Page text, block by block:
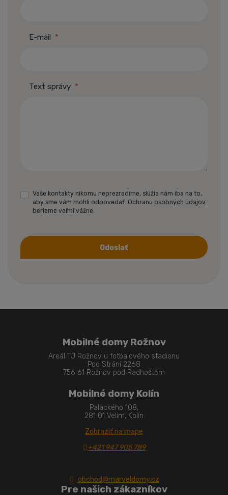
E-mail *
Text správy *
Vaše kontakty nikomu neprezradíme, slúžia nám iba na to,
aby sme vám mohli odpovedať. Ochranu osobných údajov
berieme veľmi vážne.
Odoslať
Mobilné domy Rožnov
Areál TJ Rožnov u fotbalového stadionu
Pod Strání 2268
756 61 Rožnov pod Radhoštěm
Mobilné domy Kolín
Palackého 108,
281 01 Velim, Kolín
Zobraziť na mape
+421 947 905 789
obchod@marveldomy.cz
Pre našich zákazníkov